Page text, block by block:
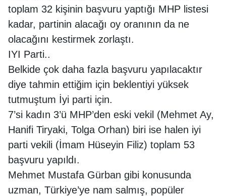
toplam 32 kişinin başvuru yaptığı MHP listesi
kadar, partinin alacağı oy oranının da ne
olacağını kestirmek zorlaştı.
IYI Parti..
Belkide çok daha fazla başvuru yapılacaktır
diye tahmin ettiğim için beklentiyi yüksek
tutmuştum İyi parti için.
7’si kadın 3’ü MHP’den eski vekil (Mehmet Ay,
Hanifi Tiryaki, Tolga Orhan) biri ise halen iyi
parti vekili (İmam Hüseyin Filiz) toplam 53
başvuru yapıldı.
Mehmet Mustafa Gürban gibi konusunda
uzman, Türkiye’ye nam salmış, popüler